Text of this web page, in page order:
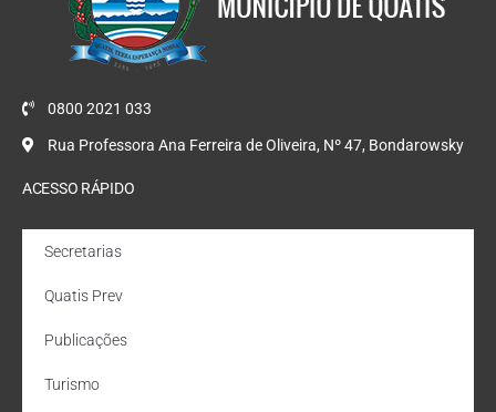
0800 2021 033
Rua Professora Ana Ferreira de Oliveira, Nº 47, Bondarowsky
ACESSO RÁPIDO
Secretarias
Quatis Prev
Publicações
Turismo